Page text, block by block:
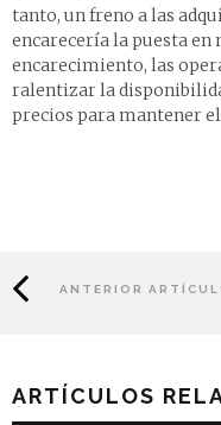
tanto, un freno a las
encarecería la puesta en
encarecimiento, las
ralentizar la
precios para mantener
ANTERIOR
ARTÍCULOS